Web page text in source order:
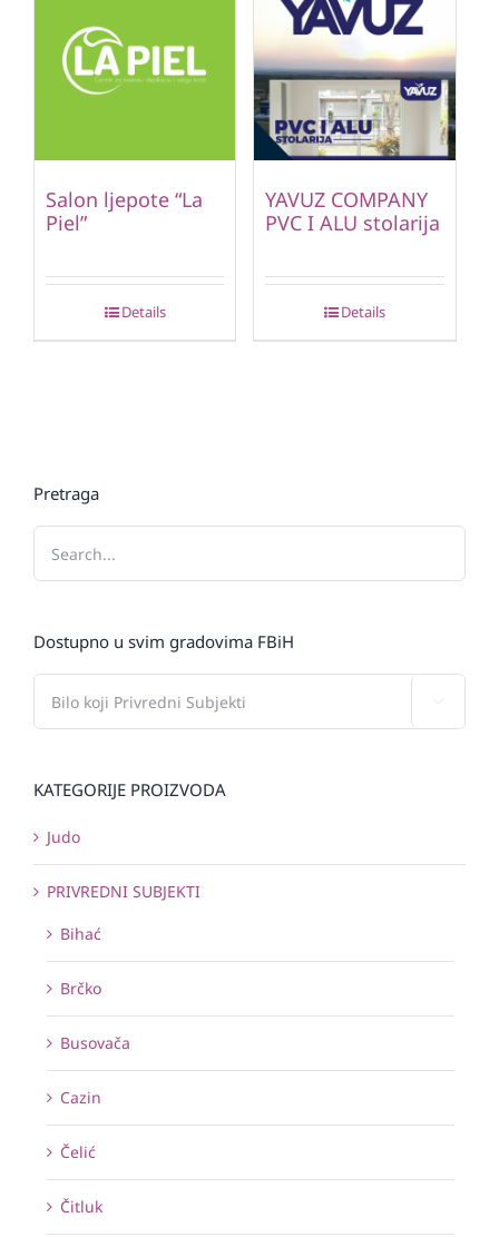
Salon ljepote “La
Piel”
Details
YAVUZ COMPANY
PVC I ALU stolarija
Details
Pretraga
Dostupno u svim gradovima FBiH
KATEGORIJE PROIZVODA
Judo
PRIVREDNI SUBJEKTI
Bihać
Brčko
Busovača
Cazin
Čelić
Čitluk